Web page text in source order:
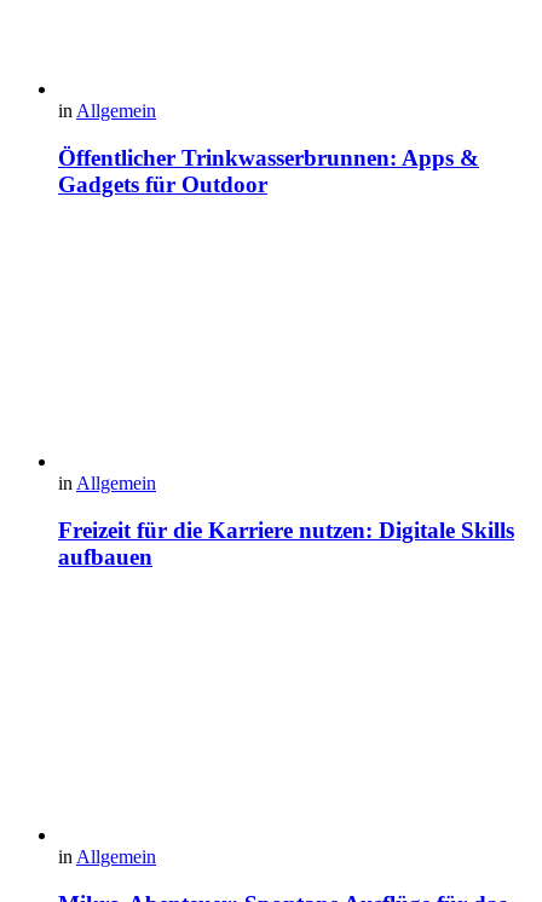
in Allgemein
Öffentlicher Trinkwasserbrunnen: Apps &
Gadgets für Outdoor
inAllgemein
Freizeit für die Karriere nutzen: Digitale Skills
aufbauen
in Allgemein